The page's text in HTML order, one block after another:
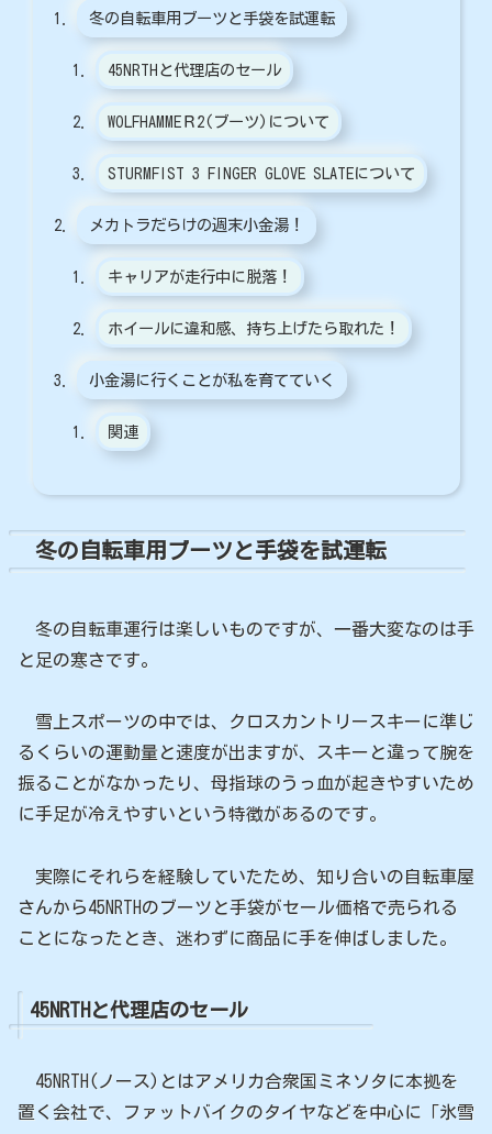
冬の自転車用ブーツと手袋を試運転
45NRTHと代理店のセール
WOLFHAMMEＲ2(ブーツ)について
STURMFIST 3 FINGER GLOVE SLATEについて
メカトラだらけの週末小金湯！
キャリアが走行中に脱落！
ホイールに違和感、持ち上げたら取れた！
小金湯に行くことが私を育てていく
関連
冬の自転車用ブーツと手袋を試運転
冬の自転車運行は楽しいものですが、一番大変なのは手
と足の寒さです。
雪上スポーツの中では、クロスカントリースキーに準じ
るくらいの運動量と速度が出ますが、スキーと違って腕を
振ることがなかったり、母指球のうっ血が起きやすいため
に手足が冷えやすいという特徴があるのです。
実際にそれらを経験していたため、知り合いの自転車屋
さんから45NRTHのブーツと手袋がセール価格で売られる
ことになったとき、迷わずに商品に手を伸ばしました。
45NRTHと代理店のセール
45NRTH(ノース)とはアメリカ合衆国ミネソタに本拠を
置く会社で、ファットバイクのタイヤなどを中心に「氷雪